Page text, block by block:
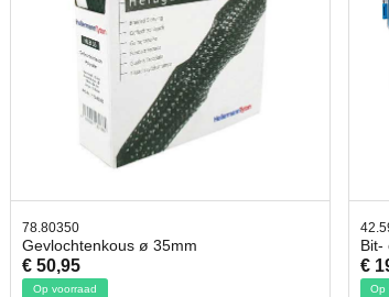
42.59551
Bit- en Doppenset 19 Delig Incl. Ratel
€ 19,95
Op voorraad